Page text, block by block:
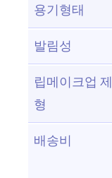
용기형태
발림성
립메이크업 제
형
배송비